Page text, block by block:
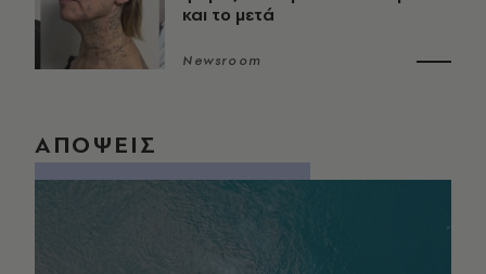
και το μετά
Newsroom
ΑΠΟΨΕΙΣ